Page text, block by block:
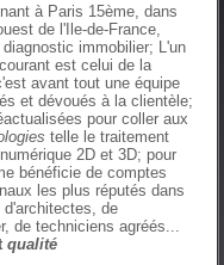
à Paris 15ème, dans
de l'Ile-de-France,
immobilier; L'un
est celui de la
avant tout une équipe
et dévoués à la clientèle;
pour coller aux
telle le traitement
2D et 3D; pour
bénéficie de comptes
les plus réputés dans
de
de techniciens agréés...
qualité